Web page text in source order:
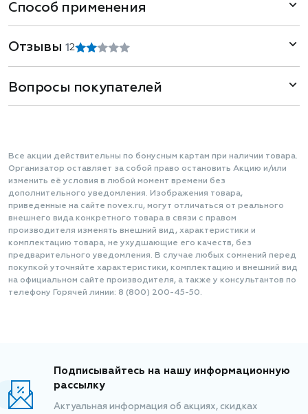
Способ применения
Отзывы1 2
Вопросы покупателей
Все акции действительны по бонусным картам при наличии товара.
Организатор оставляет за собой право остановить Акцию и/или
изменить её условия в любой момент времени без
дополнительного уведомления. Изображения товара,
приведенные на сайте novex.ru, могут отличаться от реального
внешнего вида конкретного товара в связи с правом
производителя изменять внешний вид, характеристики и
комплектацию товара, не ухудшающие его качеств, без
предварительного уведомления. В случае любых сомнений перед
покупкой уточняйте характеристики, комплектацию и внешний вид
на официальном сайте производителя, а также у консультантов по
телефону Горячей линии: 8 (800) 200-45-50.
Подписывайтесь на нашу информационную
рассылку
Актуальная информация об акциях, скидках